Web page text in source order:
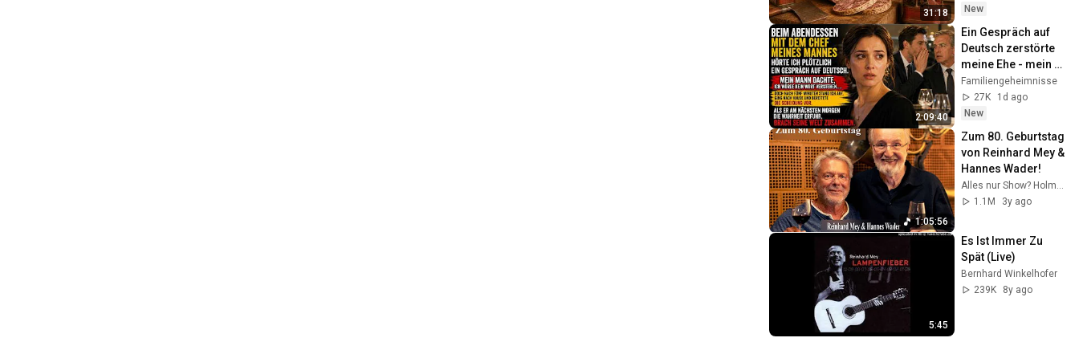
31:18
verkauft
New
2:09:40
Ein Gespräch auf
Deutsch zerstörte
meine Ehe - mein
Mann bemerkte es
viel zu spät.
Familiengeheimnisse
27K
1d ago
New
1:05:56
Zum 80. Geburtstag
von Reinhard Mey &
Hannes Wader!
1.1M
3y ago
5:45
Es Ist Immer Zu
Spät (Live)
Bernhard Winkelhofer
239K
8y ago